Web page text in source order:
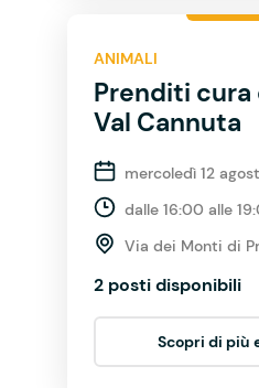
ANIMALI
Prenditi
Val Cannuta
mercoledì 12
dalle 16:00 alle
Via dei Monti di
2 posti disponibili
Scopri di più